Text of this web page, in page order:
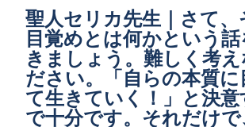
聖人セリカ先生｜さて、
目覚めとは何かという
きましょう。難しく考え
ださい。「自らの本質に
て生きていく！」と決意
で十分です。それだけ